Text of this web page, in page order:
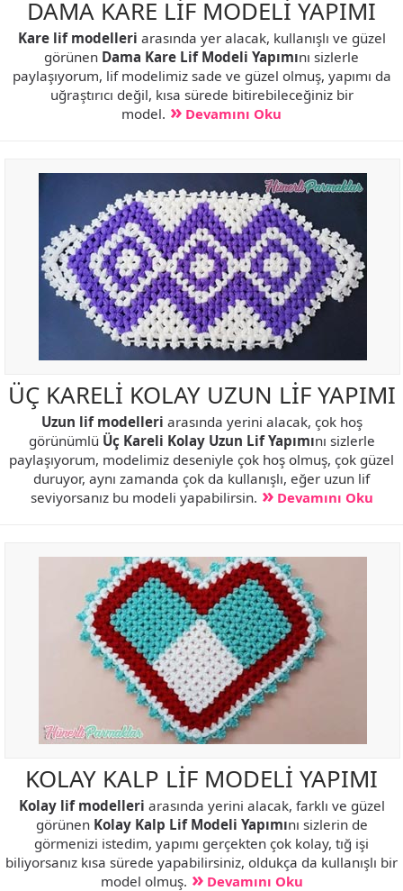
DAMA KARE LİF MODELİ YAPIMI
Kare lif modelleri arasında yer alacak, kullanışlı ve güzel
görünen Dama Kare Lif Modeli Yapımını sizlerle
paylaşıyorum, lif modelimiz sade ve güzel olmuş, yapımı da
uğraştırıcı değil, kısa sürede bitirebileceğiniz bir
model.
Devamını Oku
ÜÇ KARELİ KOLAY UZUN LİF YAPIMI
Uzun lif modelleri arasında yerini alacak, çok hoş
görünümlü Üç Kareli Kolay Uzun Lif Yapımını sizlerle
paylaşıyorum, modelimiz deseniyle çok hoş olmuş, çok güzel
duruyor, aynı zamanda çok da kullanışlı, eğer uzun lif
seviyorsanız bu modeli yapabilirsin.
Devamını Oku
KOLAY KALP LİF MODELİ YAPIMI
Kolay lif modelleri arasında yerini alacak, farklı ve güzel
görünen Kolay Kalp Lif Modeli Yapımını sizlerin de
görmenizi istedim, yapımı gerçekten çok kolay, tığ işi
biliyorsanız kısa sürede yapabilirsiniz, oldukça da kullanışlı bir
model olmuş.
Devamını Oku